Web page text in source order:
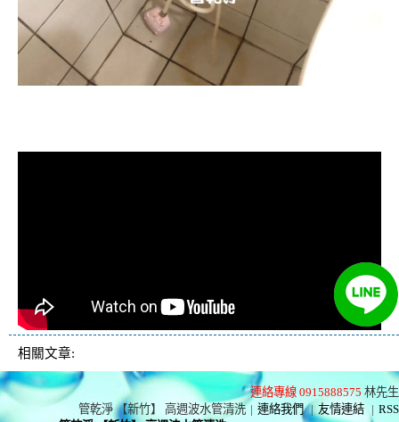
相關文章:
連絡專線 0915888575 林先生
管乾淨 【新竹】 高週波水管清洗 | 連絡我們 | 友情連結 | RSS